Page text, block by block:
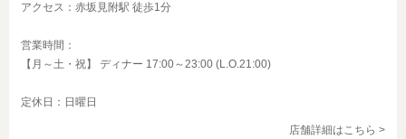
アクセス：赤坂見附駅 徒歩1分
営業時間：
【月～土・祝】 ディナー 17:00～23:00 (L.O.21:00)
定休日：日曜日
店舗詳細はこちら >